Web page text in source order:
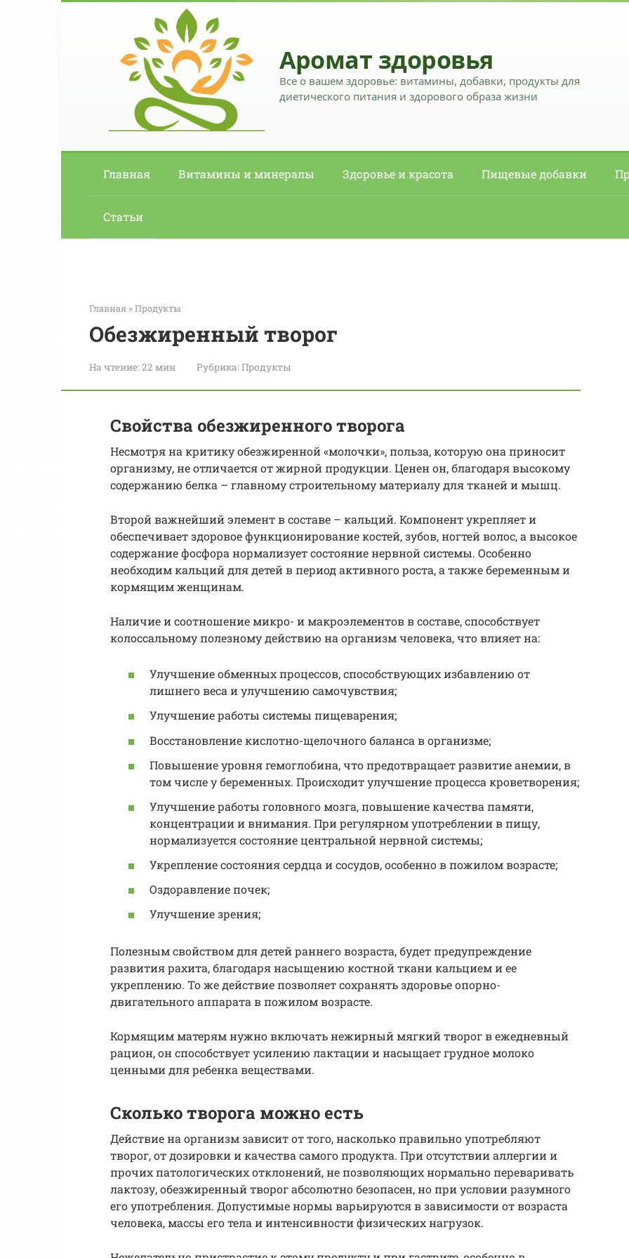
Аромат здоровья
Все о вашем здоровье: витамины, добавки, продукты для
диетического питания и здорового образа жизни
Главная Витамины и минералы Здоровье и красота Пищевые добавки
Статьи
Главная »Продукты
Обезжиренный творог
На чтение:22 мин Рубрика:Продукты
Свойства обезжиренного творога
Несмотря на критику обезжиренной «молочки», польза, которую она приносит
организму, не отличается от жирной продукции. Ценен он, благодаря высокому
содержанию белка – главному строительному материалу для тканей и мышц.
Второй важнейший элемент в составе – кальций. Компонент укрепляет и
обеспечивает здоровое функционирование костей, зубов, ногтей волос, а высокое
содержание фосфора нормализует состояние нервной системы. Особенно
необходим кальций для детей в период активного роста, а также беременным и
кормящим женщинам.
Наличие и соотношение микро- и макроэлементов в составе, способствует
колоссальному полезному действию на организм человека, что влияет на:
Улучшение обменных процессов, способствующих избавлению от
лишнего веса и улучшению самочувствия;
Улучшение работы системы пищеварения;
Восстановление кислотно-щелочного баланса в организме;
Повышение уровня гемоглобина, что предотвращает развитие анемии, в
том числе у беременных. Происходит улучшение процесса кроветворения;
Улучшение работы головного мозга, повышение качества памяти,
концентрации и внимания. При регулярном употреблении в пищу,
нормализуется состояние центральной нервной системы;
Укрепление состояния сердца и сосудов, особенно в пожилом возрасте;
Оздоравление почек;
Улучшение зрения;
Полезным свойством для детей раннего возраста, будет предупреждение
развития рахита, благодаря насыщению костной ткани кальцием и ее
укреплению. То же действие позволяет сохранять здоровье опорно-
двигательного аппарата в пожилом возрасте.
Кормящим матерям нужно включать нежирный мягкий творог в ежедневный
рацион, он способствует усилению лактации и насыщает грудное молоко
ценными для ребенка веществами.
Сколько творога можно есть
Действие на организм зависит от того, насколько правильно употребляют
творог, от дозировки и качества самого продукта. При отсутствии аллергии и
прочих патологических отклонений, не позволяющих нормально переваривать
лактозу, обезжиренный творог абсолютно безопасен, но при условии разумного
его употребления. Допустимые нормы варьируются в зависимости от возраста
человека, массы его тела и интенсивности физических нагрузок.